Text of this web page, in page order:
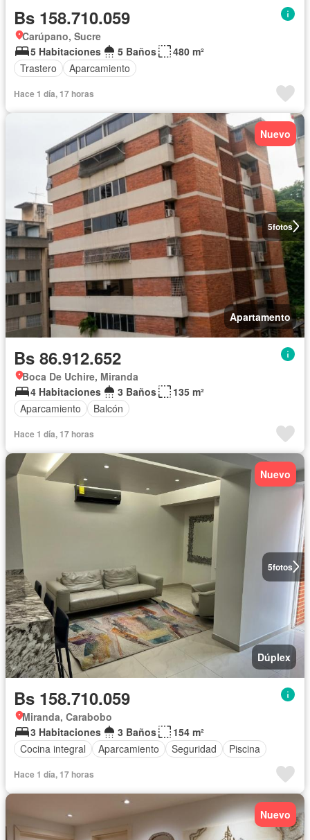
Bs 158.710.059
Carúpano, Sucre
5 Habitaciones
5 Baños
480 m²
Trastero
Aparcamiento
Hace 1 día, 17 horas
5fotos
Nuevo
Apartamento
Bs 86.912.652
Boca De Uchire, Miranda
4 Habitaciones
3 Baños
135 m²
Aparcamiento
Balcón
Hace 1 día, 17 horas
5fotos
Nuevo
Dúplex
Bs 158.710.059
Miranda, Carabobo
3 Habitaciones
3 Baños
154 m²
Cocina integral
Aparcamiento Seguridad Piscina
Hace 1 día, 17 horas
Nuevo